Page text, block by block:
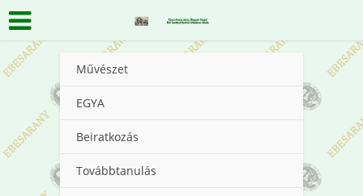
Művészet
EGYA
Beiratkozás
Továbbtanulás